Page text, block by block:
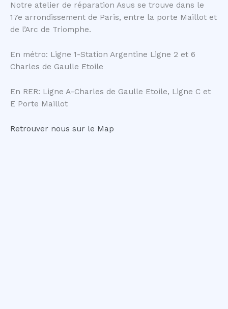
Notre atelier de réparation Asus se trouve dans le
17e arrondissement de Paris, entre la porte Maillot et
de l’Arc de Triomphe.
En métro: Ligne 1-Station Argentine Ligne 2 et 6
Charles de Gaulle Etoile
En RER: Ligne A-Charles de Gaulle Etoile, Ligne C et
E Porte Maillot
Retrouver nous sur le Map